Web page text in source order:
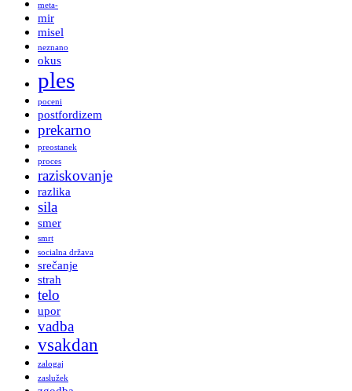
meta-
mir
misel
neznano
okus
ples
poceni
postfordizem
prekarno
preostanek
proces
raziskovanje
razlika
sila
smer
smrt
socialna država
srečanje
strah
telo
upor
vadba
vsakdan
zalogaj
zaslužek